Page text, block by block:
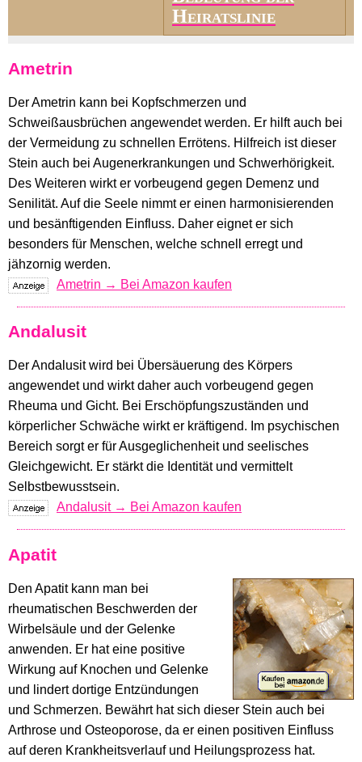
Heiratslinie
Ametrin
Der Ametrin kann bei Kopfschmerzen und
Schweißausbrüchen angewendet werden. Er hilft auch bei
der Vermeidung zu schnellen Errötens. Hilfreich ist dieser
Stein auch bei Augenerkrankungen und Schwerhörigkeit.
Des Weiteren wirkt er vorbeugend gegen Demenz und
Senilität. Auf die Seele nimmt er einen harmonisierenden
und besänftigenden Einfluss. Daher eignet er sich
besonders für Menschen, welche schnell erregt und
jähzornig werden.
Ametrin → Bei Amazon kaufen
Andalusit
Der Andalusit wird bei Übersäuerung des Körpers
angewendet und wirkt daher auch vorbeugend gegen
Rheuma und Gicht. Bei Erschöpfungszuständen und
körperlicher Schwäche wirkt er kräftigend. Im psychischen
Bereich sorgt er für Ausgeglichenheit und seelisches
Gleichgewicht. Er stärkt die Identität und vermittelt
Selbstbewusstsein.
Andalusit → Bei Amazon kaufen
Apatit
Den Apatit kann man bei
rheumatischen Beschwerden der
Wirbelsäule und der Gelenke
anwenden. Er hat eine positive
Wirkung auf Knochen und Gelenke
und lindert dortige Entzündungen
und Schmerzen. Bewährt hat sich dieser Stein auch bei
Arthrose und Osteoporose, da er einen positiven Einfluss
auf deren Krankheitsverlauf und Heilungsprozess hat.